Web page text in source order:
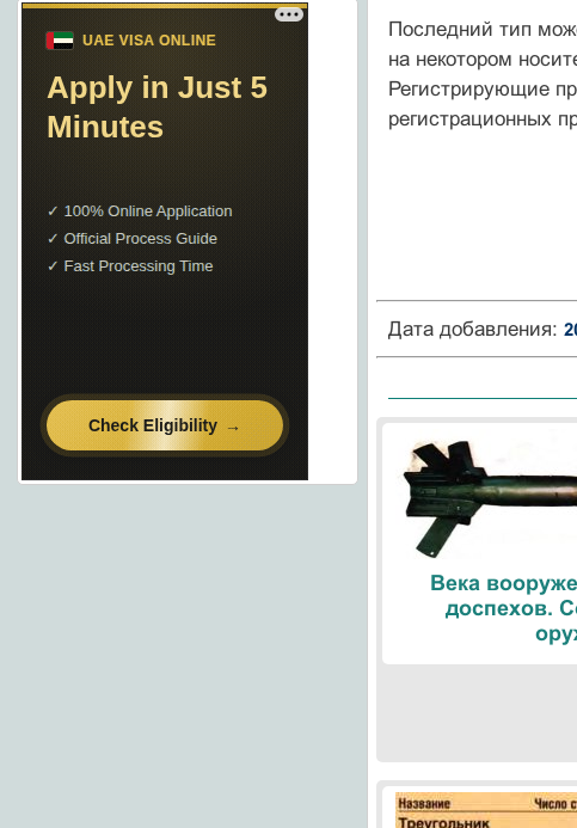
Последний тип
на некотором
Регистрирующие
регистрационных
Дата добавления:
Века
доспехов.